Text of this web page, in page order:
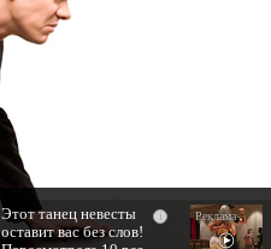
i
Этот танец невесты
оставит вас без слов!